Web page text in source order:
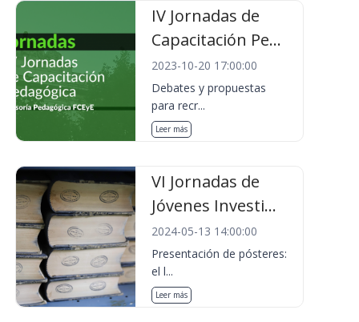
IV Jornadas de
Capacitación Pe...
2023-10-20 17:00:00
Debates y propuestas
para recr...
Leer más
VI Jornadas de
Jóvenes Investi...
2024-05-13 14:00:00
Presentación de pósteres:
el l...
Leer más